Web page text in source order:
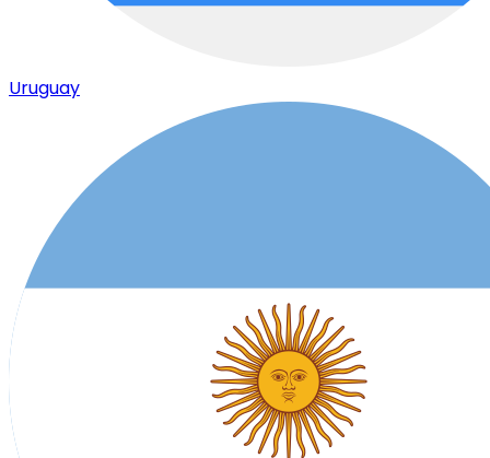
Uruguay